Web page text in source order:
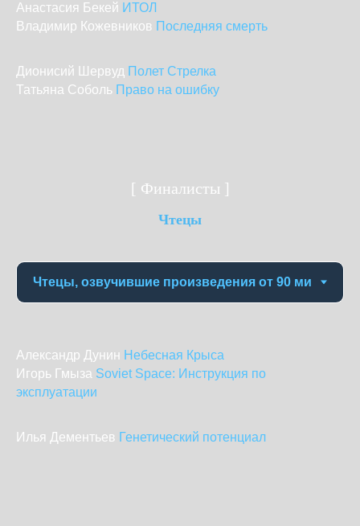
Анастасия Бекей ИТОЛ
Владимир Кожевников Последняя смерть
Дионисий Шервуд Полет Стрелка
Татьяна Соболь Право на ошибку
[ Финалисты ]
Чтецы
Александр Дунин Небесная Крыса
Игорь Гмыза Soviet Space: Инструкция по
эксплуатации
Илья Дементьев Генетический потенциал